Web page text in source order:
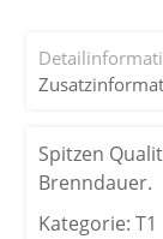
Spitzen
Brenndauer.
Kategorie: T1